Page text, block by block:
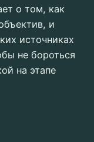
о том, как
и
источниках
не бороться
на этапе